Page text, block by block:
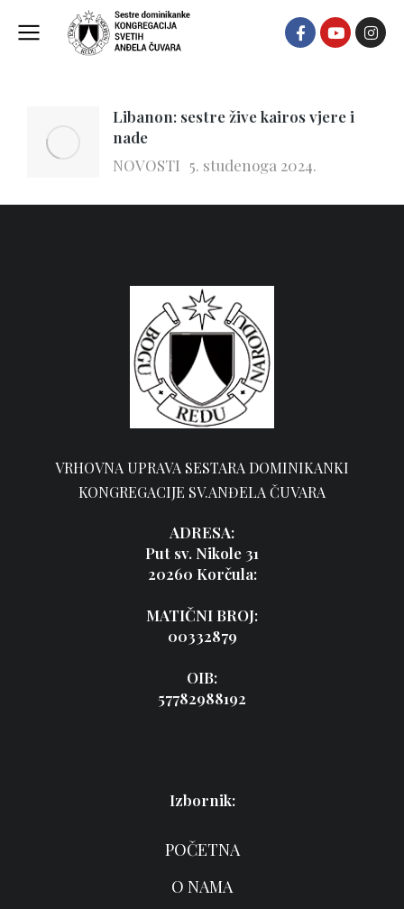
5 studenoga, 2024
Libanon: sestre žive kairos vjere i
nade
NOVOSTI 5. studenoga 2024.
VRHOVNA UPRAVA SESTARA DOMINIKANKI
KONGREGACIJE SV.ANĐELA ČUVARA
ADRESA:
Put sv. Nikole 31
20260 Korčula:
MATIČNI BROJ:
00332879
OIB:
57782988192
Izbornik:
POČETNA
O NAMA